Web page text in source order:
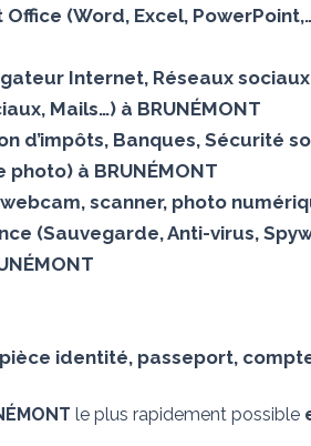
(Word, Excel,
Internet, Réseaux
Mails…) à BRUNÉMONT
Banques, Sécurité
à BRUNÉMONT
scanner, photo
(Sauvegarde, Anti-virus,
identité, passeport,
le plus rapidement possible